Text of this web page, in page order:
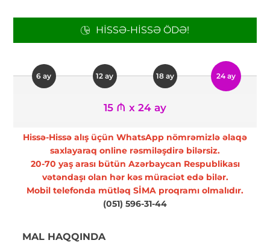
HISSƏ-HISSƏ ÖDƏ!
6 ay 12 ay 18 ay 24 ay
15 ₼ x 24 ay
Hissə-Hissə alış üçün WhatsApp nömrəmizlə əlaqə
saxlayaraq online rəsmiləşdirə bilərsiz.
20-70 yaş arası bütün Azərbaycan Respublikası
vətəndaşı olan hər kəs müraciət edə bilər.
Mobil telefonda mütləq SİMA proqramı olmalıdır.
(051) 596-31-44
MAL HAQQINDA